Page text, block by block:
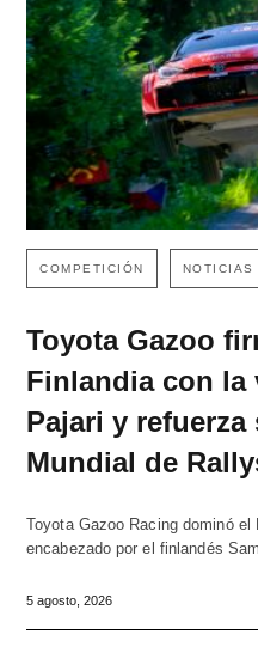
COMPETICIÓN NOTICIAS
Toyota Gazoo
Finlandia con la
Pajari y
Mundial de
Toyota Gazoo Racing dominó
encabezado por el finlandés
5 agosto, 2026